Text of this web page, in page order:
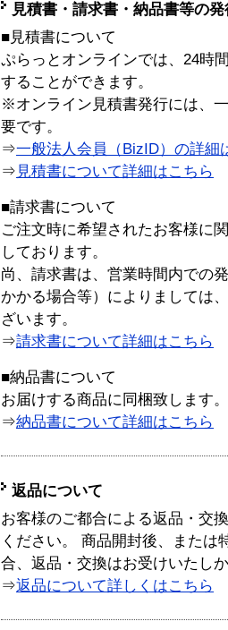
見積書・請求書・納品書等の
■見積書について
ぷらっとオンラインでは、24時
することができます。
※オンライン見積書発行には、
要です。
⇒一般法人会員（BizID）の詳細
⇒ 見積書について詳細はこちら
■請求書について
ご注文時に希望されたお客様に
しております。
尚、請求書は、営業時間内での
かかる場合等）によりましては
ざいます。
⇒請求書について詳細はこちら
■納品書について
お届けする商品に同梱致します。
⇒納品書について詳細はこちら
返品について
お客様のご都合による返品・交
ください。 商品開封後、または
合、返品・交換はお受けいたし
⇒返品について詳しくはこちら